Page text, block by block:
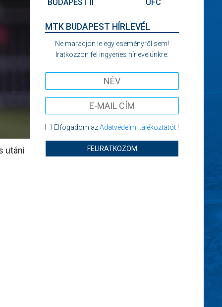
utáni
BUDAPEST II
UFC
MTK BUDAPEST HÍRLEVÉL
Ne maradjon le egy eseményről sem!
Iratkozzon fel ingyenes hírlevelünkre:
Elfogadom azAdatvédelmi tájékoztatót!
FELIRATKOZOM